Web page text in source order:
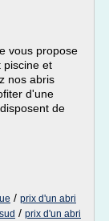
vous propose
piscine et
nos abris
d'une
de
/ prix d'un abri
/ prix d'un abri